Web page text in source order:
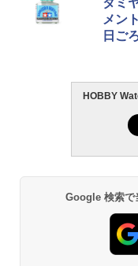
メン
日ご
HOBBY
Google 検索で